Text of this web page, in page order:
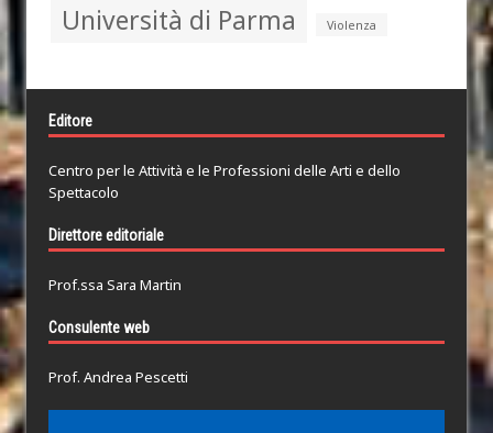
Università di Parma Violenza
Editore
Centro per le Attività e le Professioni delle Arti e dello
Spettacolo
Direttore editoriale
Prof.ssa Sara Martin
Consulente web
Prof. Andrea Pescetti